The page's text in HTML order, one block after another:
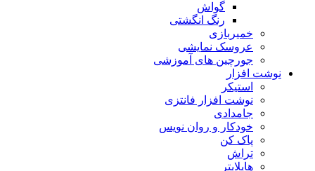
گواش
رنگ انگشتی
خمیربازی
عروسک نمایشی
جورچین های آموزشی
نوشت افزار
استیکر
نوشت افزار فانتزی
جامدادی
خودکار و روان نویس
پاک کن
تراش
هایلایتر